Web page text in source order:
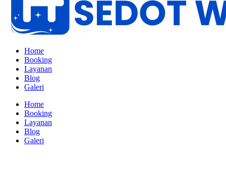
Home
Booking
Layanan
Blog
Galeri
Home
Booking
Layanan
Blog
Galeri